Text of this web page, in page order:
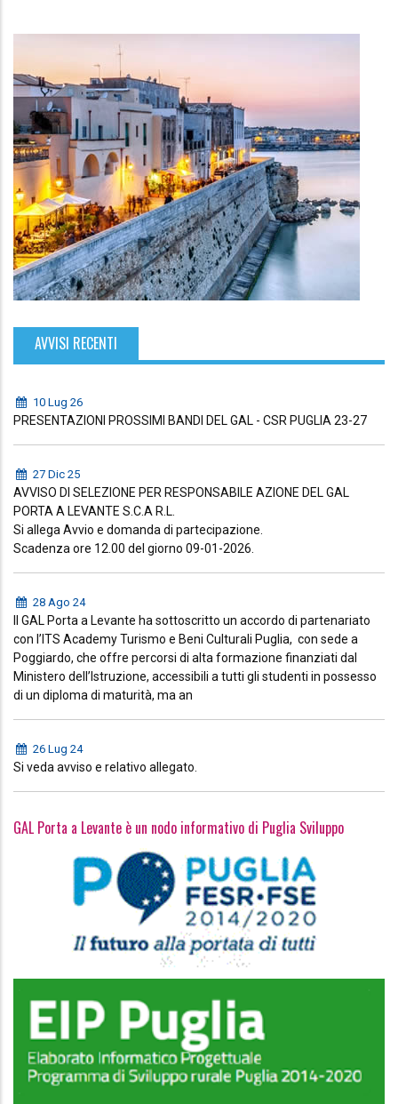
AVVISI RECENTI
10 Lug 26
PRESENTAZIONI PROSSIMI BANDI DEL GAL - CSR PUGLIA 23-27
27 Dic 25
AVVISO DI SELEZIONE PER RESPONSABILE AZIONE DEL GAL
PORTA A LEVANTE S.C.A R.L.
Si allega Avvio e domanda di partecipazione.
Scadenza ore 12.00 del giorno 09-01-2026.
28 Ago 24
Il GAL Porta a Levante ha sottoscritto un accordo di partenariato
con l’ITS Academy Turismo e Beni Culturali Puglia, con sede a
Poggiardo, che offre percorsi di alta formazione finanziati dal
Ministero dell’Istruzione, accessibili a tutti gli studenti in possesso
di un diploma di maturità, ma an
26 Lug 24
Si veda avviso e relativo allegato.
GAL Porta a Levante è un nodo informativo di Puglia Sviluppo